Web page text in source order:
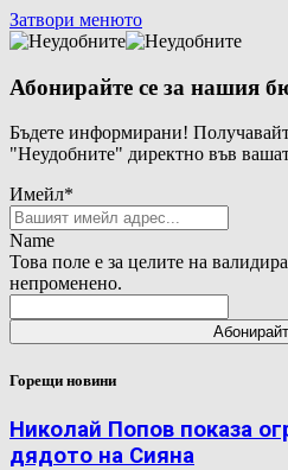
Затвори менюто
Абонирайте се за нашия
Бъдете информирани!
"Неудобните" директно във
Имейл*
Name
Това поле е за целите на
непроменено.
Горещи новини
Николай Попов показа
дядото на Сияна